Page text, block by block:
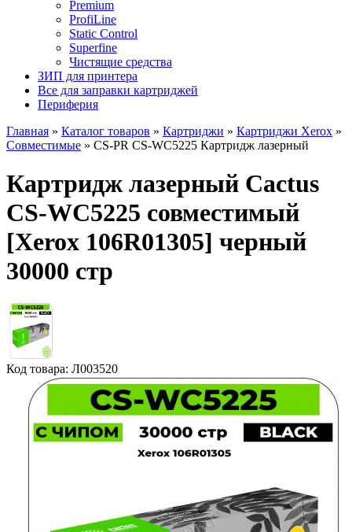
Premium
ProfiLine
Static Control
Superfine
Чистящие средства
ЗИП для принтера
Все для заправки картриджей
Периферия
Главная » Каталог товаров » Картриджи » Картриджи Xerox »
Совместимые » CS-PR CS-WC5225 Картридж лазерный
Картридж лазерный Cactus
CS-WC5225 совместимый
[Xerox 106R01305] черный
30000 стр
Код товара: Л003520